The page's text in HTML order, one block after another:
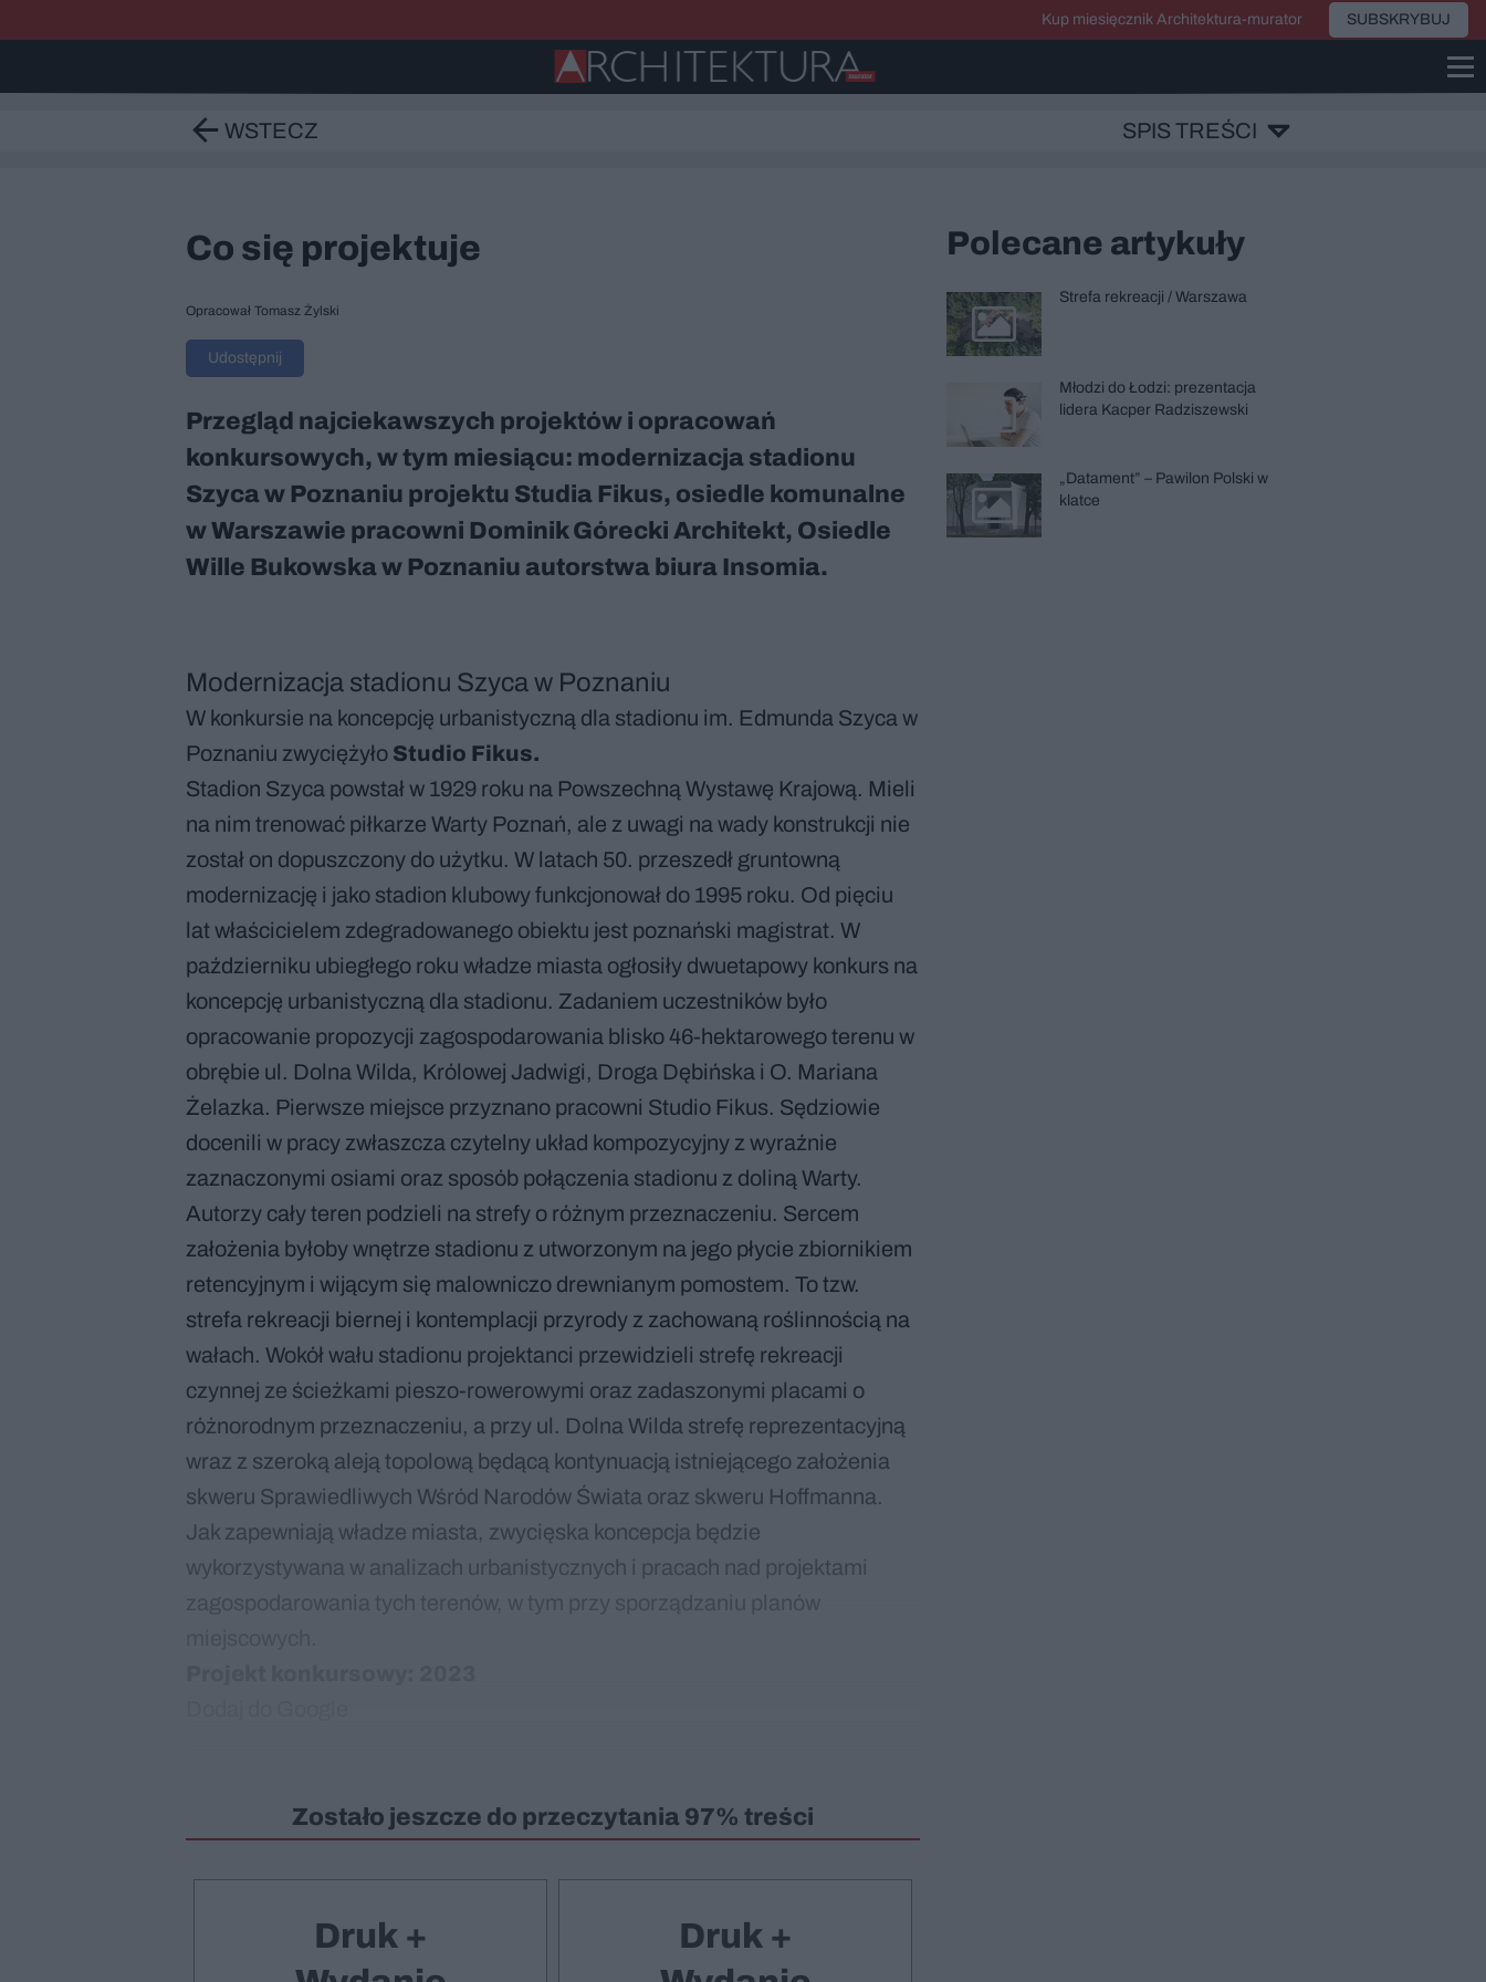
Kup miesięcznik Architektura-murator SUBSKRYBUJ
WSTECZ SPIS TREŚCI
Co się projektuje
Opracował Tomasz Żylski
Udostępnij
Przegląd najciekawszych projektów i opracowań
konkursowych, w tym miesiącu: modernizacja stadionu
Szyca w Poznaniu projektu Studia Fikus, osiedle komunalne
w Warszawie pracowni Dominik Górecki Architekt, Osiedle
Wille Bukowska w Poznaniu autorstwa biura Insomia.
Modernizacja stadionu Szyca w Poznaniu
W konkursie na koncepcję urbanistyczną dla stadionu im. Edmunda Szyca w
Poznaniu zwyciężyło Studio Fikus.
Stadion Szyca powstał w 1929 roku na Powszechną Wystawę Krajową. Mieli
na nim trenować piłkarze Warty Poznań, ale z uwagi na wady konstrukcji nie
został on dopuszczony do użytku. W latach 50. przeszedł gruntowną
modernizację i jako stadion klubowy funkcjonował do 1995 roku. Od pięciu
lat właścicielem zdegradowanego obiektu jest poznański magistrat. W
październiku ubiegłego roku władze miasta ogłosiły dwuetapowy konkurs na
koncepcję urbanistyczną dla stadionu. Zadaniem uczestników było
opracowanie propozycji zagospodarowania blisko 46-hektarowego terenu w
obrębie ul. Dolna Wilda, Królowej Jadwigi, Droga Dębińska i O. Mariana
Żelazka. Pierwsze miejsce przyznano pracowni Studio Fikus. Sędziowie
docenili w pracy zwłaszcza czytelny układ kompozycyjny z wyraźnie
zaznaczonymi osiami oraz sposób połączenia stadionu z doliną Warty.
Autorzy cały teren podzieli na strefy o różnym przeznaczeniu. Sercem
założenia byłoby wnętrze stadionu z utworzonym na jego płycie zbiornikiem
retencyjnym i wijącym się malowniczo drewnianym pomostem. To tzw.
strefa rekreacji biernej i kontemplacji przyrody z zachowaną roślinnością na
wałach. Wokół wału stadionu projektanci przewidzieli strefę rekreacji
czynnej ze ścieżkami pieszo-rowerowymi oraz zadaszonymi placami o
różnorodnym przeznaczeniu, a przy ul. Dolna Wilda strefę reprezentacyjną
wraz z szeroką aleją topolową będącą kontynuacją istniejącego założenia
skweru Sprawiedliwych Wśród Narodów Świata oraz skweru Hoffmanna.
Jak zapewniają władze miasta, zwycięska koncepcja będzie
wykorzystywana w analizach urbanistycznych i pracach nad projektami
zagospodarowania tych terenów, w tym przy sporządzaniu planów
Zostało jeszcze do przeczytania 97% treści
Druk +
Druk +
Polecane artykuły
Strefa rekreacji / Warszawa
Młodzi do Łodzi: prezentacja
lidera Kacper Radziszewski
„Datament” – Pawilon Polski w
klatce